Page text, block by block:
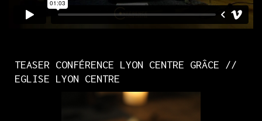
TEASER CONFÉRENCE LYON CENTRE GRÂCE //
EGLISE LYON CENTRE